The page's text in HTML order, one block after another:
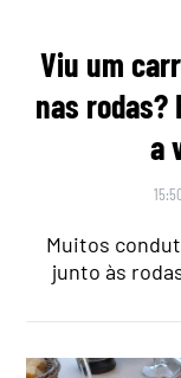
Viu um
nas rodas?
a
Muitos
junto às